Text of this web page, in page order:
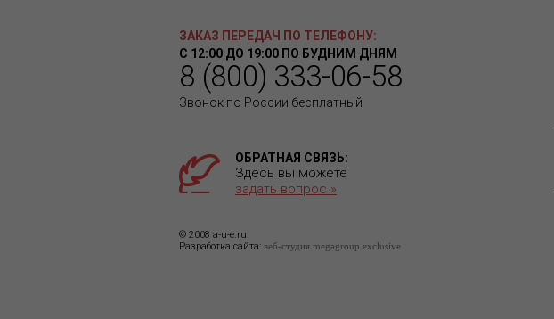
ЗАКАЗ ПЕРЕДАЧ ПО ТЕЛЕФОНУ:
С 12:00 ДО 19:00 ПО БУДНИМ ДНЯМ
8 (800) 333-06-58
Звонок по России бесплатный
ОБРАТНАЯ СВЯЗЬ:
Здесь вы можете
задать вопрос »
© 2008 a-u-e.ru
Разработка сайта: веб-студия megagroup exclusive